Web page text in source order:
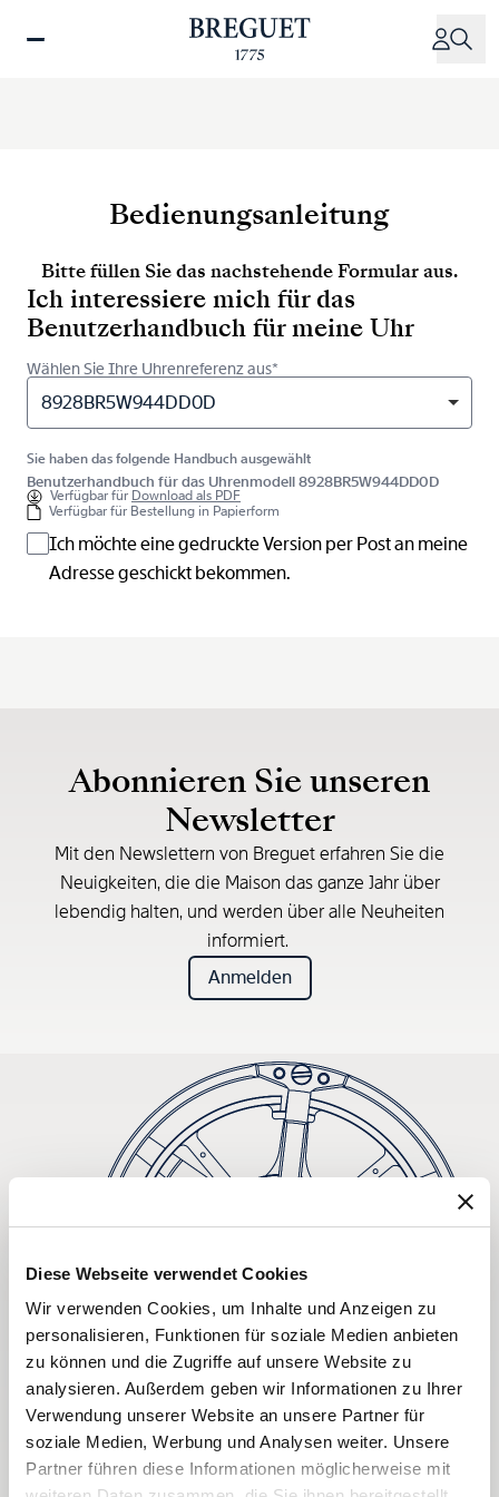
Diese Webseite verwendet Cookies
Wir verwenden Cookies, um Inhalte und Anzeigen zu
personalisieren, Funktionen für soziale Medien anbieten
zu können und die Zugriffe auf unsere Website zu
analysieren. Außerdem geben wir Informationen zu Ihrer
Verwendung unserer Website an unsere Partner für
soziale Medien, Werbung und Analysen weiter. Unsere
Partner führen diese Informationen möglicherweise mit
zum
Bedienungsanleitung
Bitte füllen Sie das nachstehende Formular aus.
Ich interessiere mich für das
Benutzerhandbuch für meine Uhr
Wählen Sie Ihre Uhrenreferenz aus*
8928BR5W944DD0D
Sie haben das folgende Handbuch ausgewählt
Benutzerhandbuch für das Uhrenmodell 8928BR5W944DD0D
Verfügbar für Download als PDF
Verfügbar für Bestellung in Papierform
Ich möchte eine gedruckte Version per Post an meine
Adresse geschickt bekommen.
Abonnieren Sie unseren
Newsletter
Mit den Newslettern von Breguet erfahren Sie die
Neuigkeiten, die die Maison das ganze Jahr über
lebendig halten, und werden über alle Neuheiten
informiert.
Anmelden